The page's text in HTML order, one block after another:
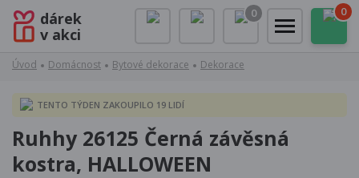
dárek
v akci
0 0
Úvod Domácnost Bytové dekorace Dekorace
TENTO TÝDEN ZAKOUPILO 19 LIDÍ
Ruhhy 26125 Černá závěsná
kostra, HALLOWEEN